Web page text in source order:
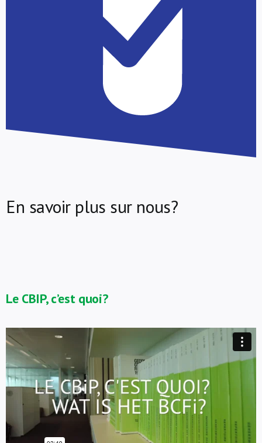
En savoir plus sur nous?
Le CBIP, c’est quoi?